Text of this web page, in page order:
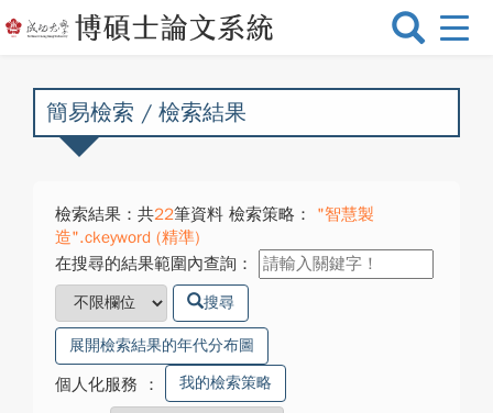
選
換
簡易檢索 / 檢索結果
檢索結果：共22筆資料 檢索策略：
"智慧製
造".ckeyword (精準)
在搜尋的結果範圍內查詢：
搜尋
展開檢索結果的年代分布圖
個人化服務 ： 我的檢索策略